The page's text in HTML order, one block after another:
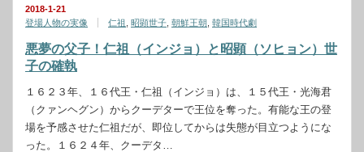
2018-1-21
登場人物の実像
仁祖 昭顕世子 朝鮮王朝 韓国時代劇
悪夢の父子！仁祖（インジョ）と昭顕（ソヒョン）世
子の確執
１６２３年、１６代王・仁祖（インジョ）は、１５代王・光海君
（クァンヘグン）からクーデターで王位を奪った。有能な王の登
場を予感させた仁祖だが、即位してからは失態が目立つようにな
った。１６２４年、クーデタ…